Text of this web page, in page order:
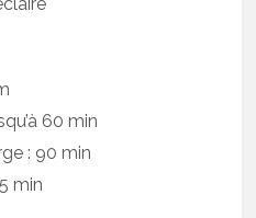
60 min
: 90 min
min